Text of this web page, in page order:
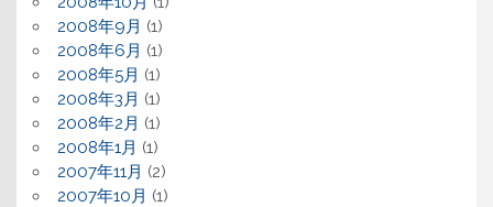
2008年9月 (1)
2008年6月 (1)
2008年5月 (1)
2008年3月 (1)
2008年2月 (1)
2008年1月 (1)
2007年11月 (2)
2007年10月 (1)